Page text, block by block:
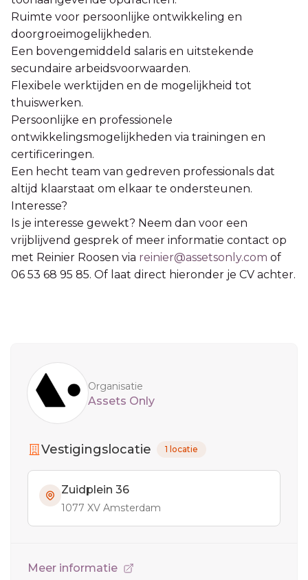
Ruimte voor persoonlijke ontwikkeling en
doorgroeimogelijkheden.
Een bovengemiddeld salaris en uitstekende
secundaire arbeidsvoorwaarden.
Flexibele werktijden en de mogelijkheid tot
thuiswerken.
Persoonlijke en professionele
ontwikkelingsmogelijkheden via trainingen en
certificeringen.
Een hecht team van gedreven professionals dat
altijd klaarstaat om elkaar te ondersteunen.
Interesse?
Is je interesse gewekt? Neem dan voor een
vrijblijvend gesprek of meer informatie contact op
met Reinier Roosen via reinier@assetsonly.com of
06 53 68 95 85. Of laat direct hieronder je CV achter.
Organisatie
Assets Only
Vestigingslocatie 1 locatie
Zuidplein 36
1077 XV Amsterdam
Meer informatie